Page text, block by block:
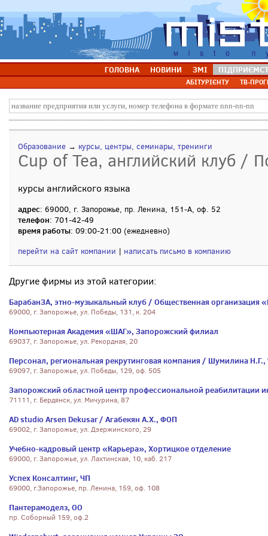
ГОЛОВНА НОВИНИ ЗМІ
АБІТУРІЄНТУ ТВ-
Образование → курсы, центры, семинары, тренинги
Cup of Tea, английский клуб /
курсы английского языка
адрес: 69000, г. Запорожье, пр. Ленина, 151-А, оф. 52
телефон: 701-42-49
время работы: 09:00-21:00 (ежедневно)
перейти на сайт компании | написать письмо в компанию
Другие фирмы из этой категории:
БарабанЗА, этно-музыкальный клуб / Общественная организация
69000, г. Запорожье, ул. Победы, 131, к. 204
Компьютерная Академия «ШАГ», Запорожский филиал
69037, г. Запорожье, ул. Рекордная, 20
Персонал, региональная рекрутинговая компания / Шумилина
69097, г. Запорожье, ул. Победы, 129, оф. 505
Запорожский областной центр профессиональной реабилитации
71111, г. Бердянск, ул. Мичурина, 87
AD studio Arsen Dekusar / Агабекян А.Х., ФОП
69002, г. Запорожье, ул. Дзержинского, 29
Учебно-кадровый центр «Карьера», Хортицкое отделение
69000, г. Запорожье, ул. Лахтинская, 10, каб. 217
Успех Консалтинг, ЧП
69000, г.Запорожье, пр. Ленина, 159, оф. 108
Пантерамоделз, ОО
пр. Соборный 159, оф.2